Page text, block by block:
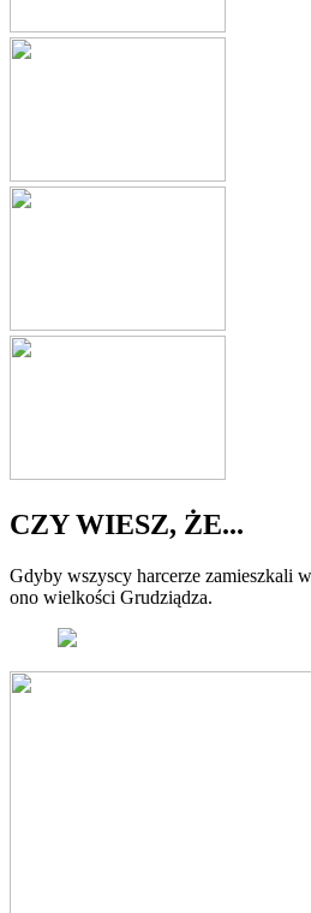
CZY WIESZ, ŻE...
Gdyby wszyscy harcerze zamieszkali
ono wielkości Grudziądza.